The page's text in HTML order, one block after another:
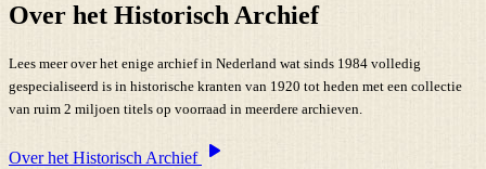
Over het Historisch Archief
Lees meer over het enige archief in Nederland wat sinds 1984 volledig
gespecialiseerd is in historische kranten van 1920 tot heden met een collectie
van ruim 2 miljoen titels op voorraad in meerdere archieven.
Over het Historisch Archief